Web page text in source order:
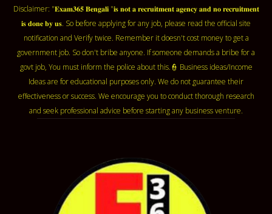
Disclaimer: "𝐄𝐱𝐚𝐦𝟑𝟔𝟓 𝐁𝐞𝐧𝐠𝐚𝐥𝐢 "𝐢𝐬 𝐧𝐨𝐭 𝐚 𝐫𝐞𝐜𝐫𝐮𝐢𝐭𝐦𝐞𝐧𝐭 𝐚𝐠𝐞𝐧𝐜𝐲 𝐚𝐧𝐝 𝐧𝐨 𝐫𝐞𝐜𝐫𝐮𝐢𝐭𝐦𝐞𝐧𝐭
𝐢𝐬 𝐝𝐨𝐧𝐞 𝐛𝐲 𝐮𝐬. So before applying for any job, please read the official site
notification and Verify twice. Remember it doesn't cost money to get a
government job. So don't bribe anyone. If someone demands a bribe for a
govt job, You must inform the police about this.👮 Business ideas/Income
Ideas are for educational purposes only. We do not guarantee their
effectiveness or success. We encourage you to conduct thorough research
and seek professional advice before starting any business venture.